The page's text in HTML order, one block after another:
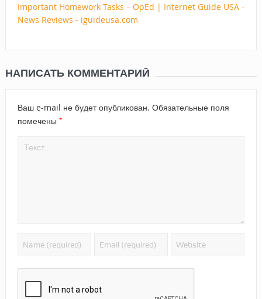
Important Homework Tasks – OpEd | Internet Guide USA -
News Reviews - iguideusa.com
НАПИСАТЬ КОММЕНТАРИЙ
Ваш e-mail не будет опубликован. Обязательные поля
помечены *